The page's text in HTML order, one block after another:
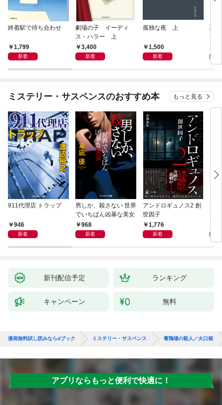
終着駅で待ち合わせ
1,799
新着
劇場の子 イーディ
ス・ハラー 上
3,400
新着
孤独な夜 上
1,500
新着
恐
化
ミステリー・サスペンスのおすすめ本 もっと見る
911代理店 トラップ
946
新着
男しか、殺さない 世界
でいちばん凶暴な美女
968
新着
アンドロギュノス2 創
世因子
1,776
新着
姐
新刊配信予定 ランキング
キャンペーン 無料
漫画無料試し読みならdブック ミステリー・サスペンス 養鶏場の殺人／火口箱
アプリならもっと便利で快適に！